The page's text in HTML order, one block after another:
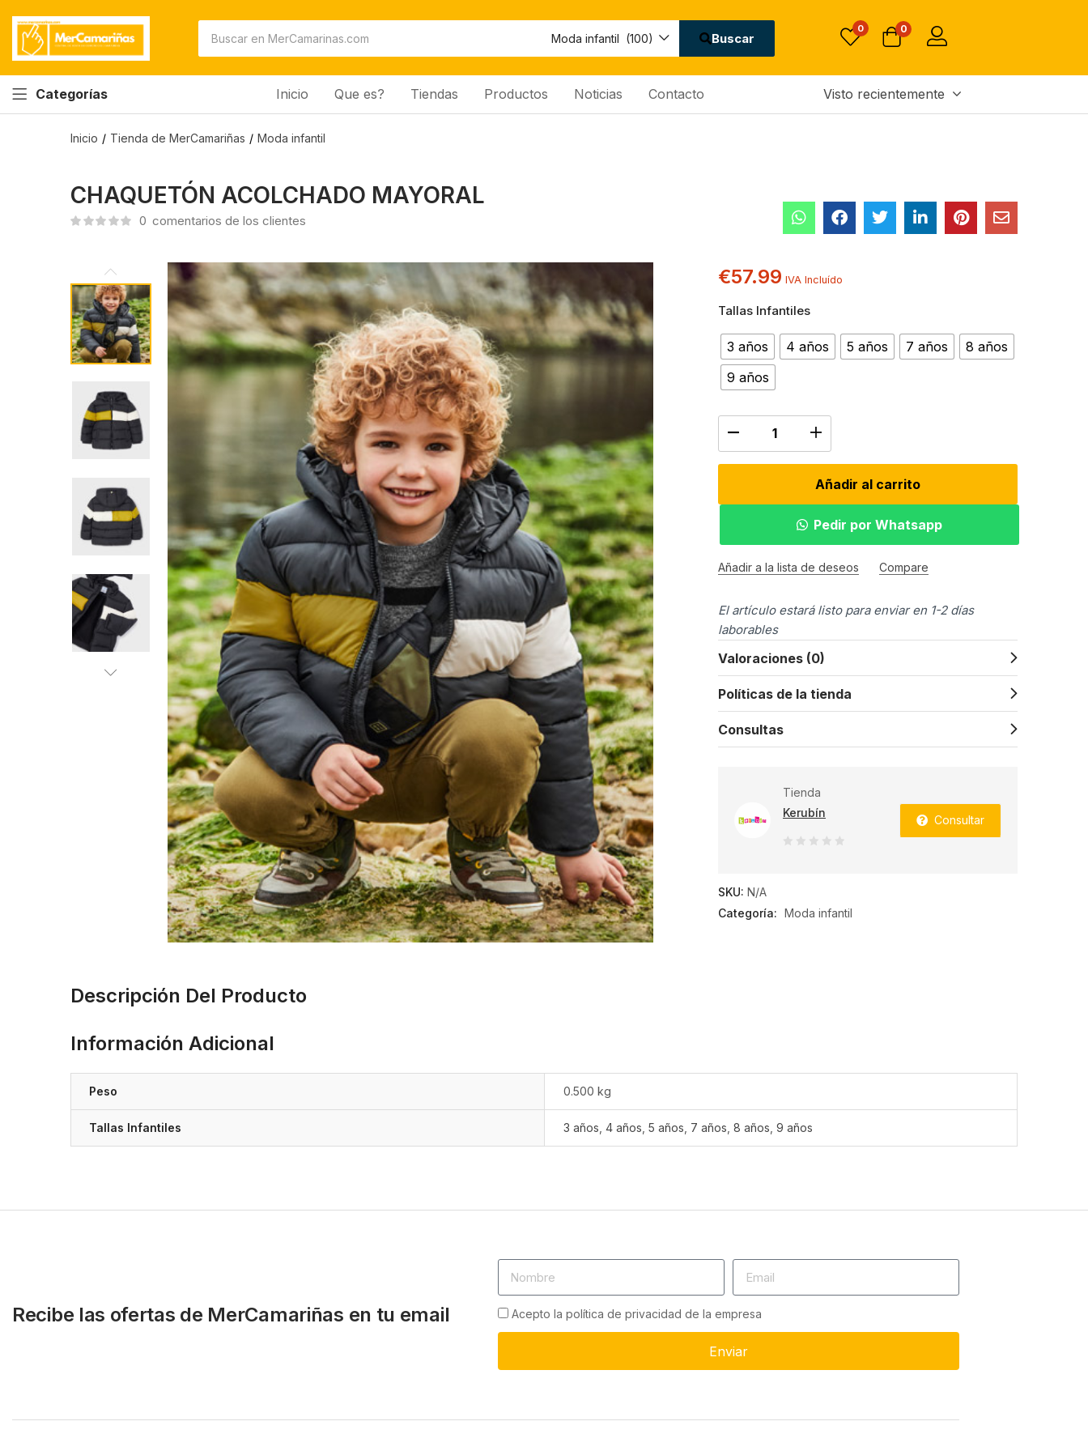
Moda infantil (100) Buscar
0 0
Categorías Inicio Que es? Tiendas Productos Noticias Contacto Visto recientemente
Inicio Tienda de MerCamariñas Moda infantil
CHAQUETÓN ACOLCHADO MAYORAL
0 comentarios de los clientes
€57.99 IVA Incluído
Tallas Infantiles
3 años 4 años 5 años 7 años
8 años
9 años
Añadir al carrito
Pedir por Whatsapp
Añadir a la lista de deseos Compare
El artículo estará listo para enviar en 1-2 días
laborables
Valoraciones (0)
Políticas de la tienda
Consultas
Tienda
Kerubín
Consultar
SKU: N/A
Categoría: Moda infantil
Descripción Del Producto
Información Adicional
Peso 0.500 kg
Tallas Infantiles 3 años 4 años 5 años 7 años 8 años 9 años
Recibe las ofertas de MerCamariñas en tu email Acepto la política de privacidad de la empresa
Enviar